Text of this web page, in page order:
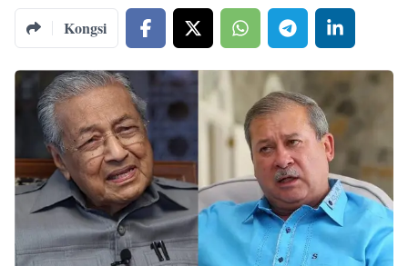
Kongsi